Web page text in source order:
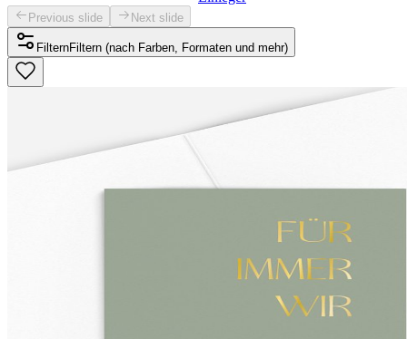
Previous slide Next slide
FilternFiltern (nach Farben, Formaten und mehr)